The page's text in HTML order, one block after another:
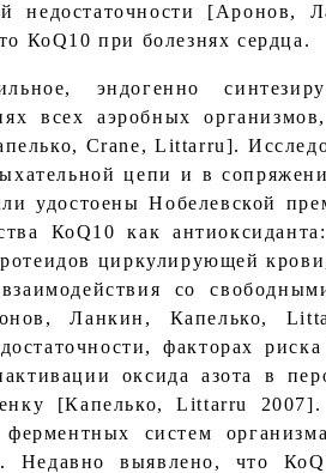
недостаточности [Аронов,
КоQ10 при болезнях сердца.
эндогенно
всех аэробных
Crane, Littarru].
цепи и в
удостоены Нобелевской
КоQ10 как
циркулирующей
со
Ланкин, Капелько,
факторах
оксида азота в
[Капелько, Littarru
ферментных систем
Недавно выявлено, что